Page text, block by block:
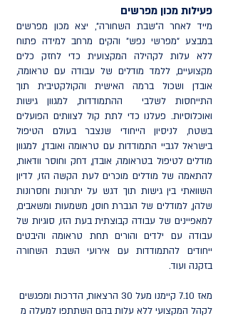
פעילות מכון מפרשים
מייד לאחר ה"שבת השחורה", יצא מכון מפרשים
במבצע "מפרשי נפש" והקים מרחב למידה פתוח
ללא עלות לקהילה המקצועית כדי לחזק כלים
מקצועיים, ללמד מודלים של עבודה עם טראומה,
אובדן ושכול ברמה האישית והקולקטיבית תוך
התייחסות לשלבי ההתמודדות, למגוון גישות
ואוכלוסיות. פעלנו כדי לתת קול לצוותים הפועלים
בשטח, לניסיון הייחודי שנצבר בעולם הטיפול
בישראל לגביי התמודדות עם טראומה ואובדן, למגוון
מודלים לטיפול בטראומה, אובדן, דחק וחוסר וודאות,
להתאמה של מודלים מוכרים לעת הקשה הזו, לדיון
השוואתי בין גישות תוך דגש על יתרונות וחסרונות
שלהן, למודלים של הגברת חוסן, משמעות ומשאבים,
למאפיינים של עבודה קבוצתית בעת הזו, סוגיות של
עבודה עם ילדים והורים תחת טראומה והיבטים
ייחודים להתמודדות עם אירועי השבת השחורה
בזקנה ועוד.
מאז 7.10 קיימנו מעל 30 הרצאות, הדרכות ומפגשים
לקהל המקצועי ללא עלות בהם השתתפו למעלה מ